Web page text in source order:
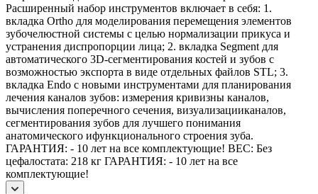
Расширенный набор инструментов включает в себя: 1.
вкладка Ortho для моделирования перемещения элементов
зубочелюстной системы с целью нормализации прикуса и
устранения диспропорции лица; 2. вкладка Segment для
автоматического 3D-сегментирования костей и зубов с
возможностью экспорта в виде отдельных файлов STL; 3.
вкладка Endo с новыми инструментами для планирования
лечения каналов зубов: измерения кривизны каналов,
вычисления поперечного сечения, визуализацииканалов,
сегментирования зубов для лучшего понимания
анатомического ифункционального строения зуба.
ГАРАНТИЯ: - 10 лет на все комплектующие! ВЕС: Без
цефалостата: 218 кг ГАРАНТИЯ: - 10 лет на все
комплектующие!